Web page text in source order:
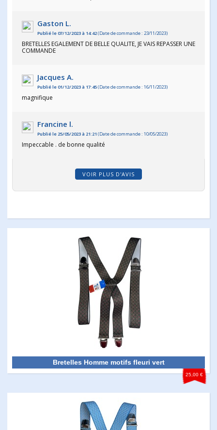
Gaston L.
Publié le 07/12/2023 à 14:42(Date de commande : 23/11/2023)
BRETELLES EGALEMENT DE BELLE QUALITE, JE VAIS REPASSER UNE
COMMANDE
Jacques A.
Publié le 01/12/2023 à 17:45(Date de commande : 16/11/2023)
magnifique
Francine l.
Publié le 25/05/2023 à 21:21 (Date de commande : 10/05/2023)
Impeccable . de bonne qualité
VOIR PLUS D'AVIS
Bretelles Homme motifs fleuri vert
25,00 €